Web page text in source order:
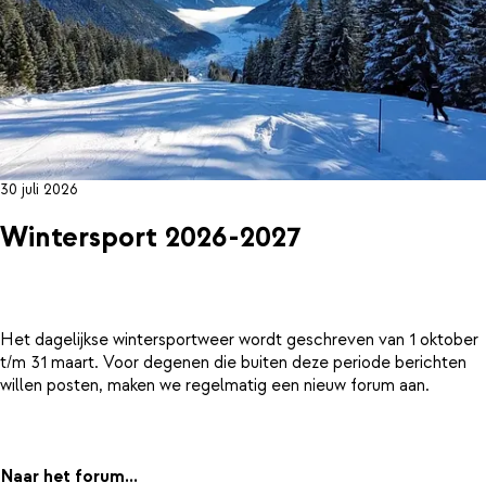
30 juli 2026
Wintersport 2026-2027
Het dagelijkse wintersportweer wordt geschreven van 1 oktober
t/m 31 maart. Voor degenen die buiten deze periode berichten
willen posten, maken we regelmatig een nieuw forum aan.
Naar het forum...